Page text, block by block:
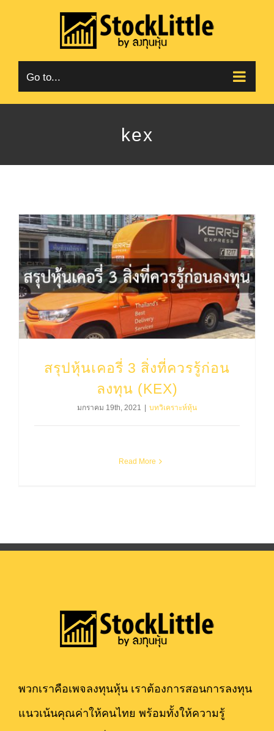
content
Go to...
kex
สรุปหุ้นเคอรี่ 3 สิ่งที่ควรรู้ก่อน
ลงทุน (KEX)
มกราคม 19th, 2021 | บทวิเคราะห์หุ้น
Read More
พวกเราคือเพจลงทุนหุ้น เราต้องการสอนการลงทุน
แนวเน้นคุณค่าให้คนไทย พร้อมทั้งให้ความรู้